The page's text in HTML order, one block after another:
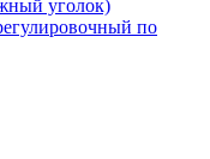
уголок)
по